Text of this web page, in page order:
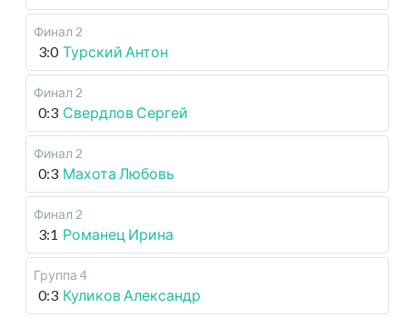
Финал 2
3:0 Турский Антон
Финал 2
0:3 Свердлов Сергей
Финал 2
0:3 Махота Любовь
Финал 2
3:1 Романец Ирина
Группа 4
0:3 Куликов Александр